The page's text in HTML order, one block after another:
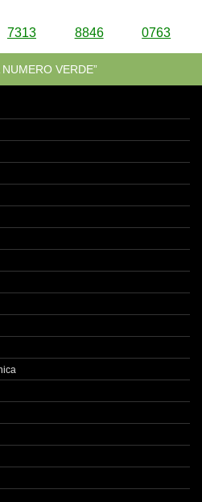
7313 8846 0763
VERDE”